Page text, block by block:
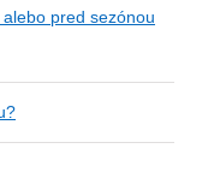
pred sezónou